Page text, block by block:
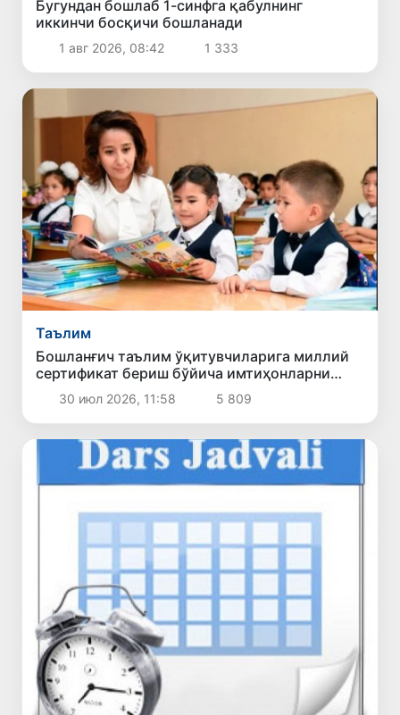
Бугундан бошлаб 1-синфга қабулнинг
иккинчи босқичи бошланади
1 авг 2026, 08:42 1 333
Таълим
Бошланғич таълим ўқитувчиларига миллий
сертификат бериш бўйича имтиҳонларни
ўтказиш тартиби белгиланди
30 июл 2026, 11:58 5 809